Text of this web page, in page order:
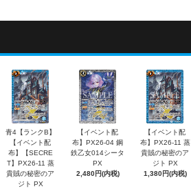
青4【ランクB】
【イベント配
布】【SECRE
T】PX26-11 蒸
貴賊の秘密のア
ジト PX
【イベント配
布】PX26-04 鋼
鉄乙女014シータ
PX
2,480円(内税)
【イベント配
布】PX26-11 蒸
貴賊の秘密のア
ジト PX
1,380円(内税)